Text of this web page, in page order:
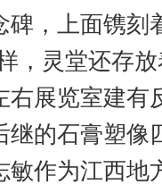
碑，上面镌刻
，灵堂还存
右展览室建有
继的石膏塑像
敏作为江西地